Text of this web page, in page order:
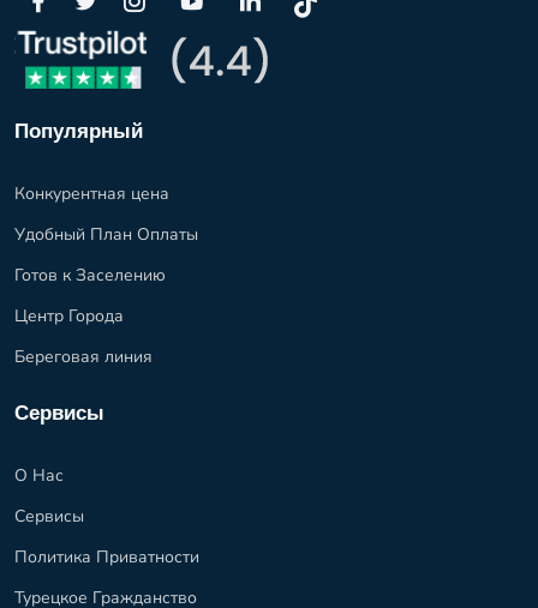
Популярный
Конкурентная цена
Удобный План Оплаты
Готов к Заселению
Центр Города
Береговая линия
Сервисы
О Нас
Сервисы
Политика Приватности
Турецкое Гражданство